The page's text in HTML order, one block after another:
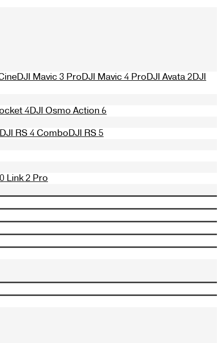
DJI Mavic 3 ProDJI Mavic 4 ProDJI Avata 2DJI
4DJI Osmo Action 6
DJI RS 4 ComboDJI RS 5
Link 2 Pro